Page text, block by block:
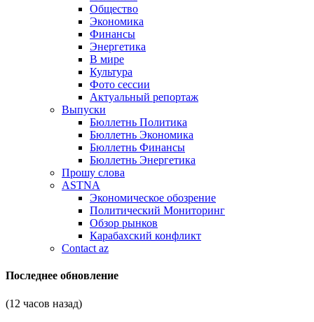
Общество
Экономика
Финансы
Энергетика
В мире
Культура
Фото сессии
Актуальный репортаж
Выпуски
Бюллетнь Политика
Бюллетнь Экономика
Бюллетнь Финансы
Бюллетнь Энергетика
Прошу слова
ASTNA
Экономическое обозрение
Политический Мониторинг
Обзор рынков
Карабахский конфликт
Contact az
Последнее обновление
(12 часов назад)